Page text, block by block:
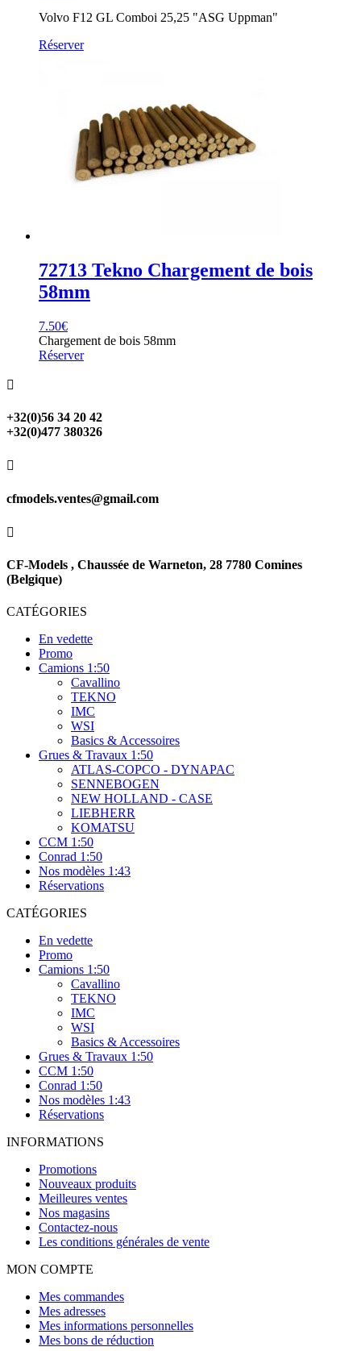
Volvo F12 GL Comboi 25,25 "ASG Uppman"
Réserver
72713 Tekno Chargement de bois
58mm
7.50€
Chargement de bois 58mm
Réserver

+32(0)56 34 20 42
+32(0)477 380326

cfmodels.ventes@gmail.com

CF-Models , Chaussée de Warneton, 28 7780 Comines
(Belgique)
CATÉGORIES
En vedette
Promo
Camions 1:50
Cavallino
TEKNO
IMC
WSI
Basics & Accessoires
Grues & Travaux 1:50
ATLAS-COPCO - DYNAPAC
SENNEBOGEN
NEW HOLLAND - CASE
LIEBHERR
KOMATSU
CCM 1:50
Conrad 1:50
Nos modèles 1:43
Réservations
CATÉGORIES
En vedette
Promo
Camions 1:50
Cavallino
TEKNO
IMC
WSI
Basics & Accessoires
Grues & Travaux 1:50
CCM 1:50
Conrad 1:50
Nos modèles 1:43
Réservations
INFORMATIONS
Promotions
Nouveaux produits
Meilleures ventes
Nos magasins
Contactez-nous
Les conditions générales de vente
MON COMPTE
Mes commandes
Mes adresses
Mes informations personnelles
Mes bons de réduction